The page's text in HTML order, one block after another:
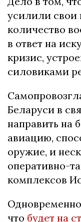
усилили свои
количество
в ответ на
кризис,
силовиками
Беларуси в
направить на
авиацию,
оружие, и
оперативно-
комплексов
что будет на